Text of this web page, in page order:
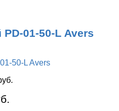
01-50-L Avers